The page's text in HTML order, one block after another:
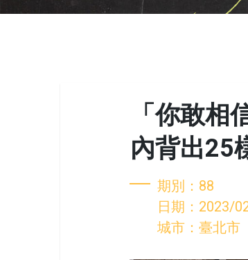
「你敢
內背出25
期別：88
日期：2023/
城市：臺北市